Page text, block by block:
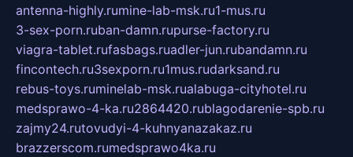
antenna-highly.rumine-lab-msk.ru1-mus.ru
3-sex-porn.ruban-damn.rupurse-factory.ru
viagra-tablet.rufasbags.ruadler-jun.rubandamn.ru
fincontech.ru3sexporn.ru1mus.rudarksand.ru
rebus-toys.ruminelab-msk.rualabuga-cityhotel.ru
medsprawo-4-ka.ru2864420.rublagodarenie-spb.ru
zajmy24.rutovudyi-4-kuhnyanazakaz.ru
brazzerscom.rumedsprawo4ka.ru